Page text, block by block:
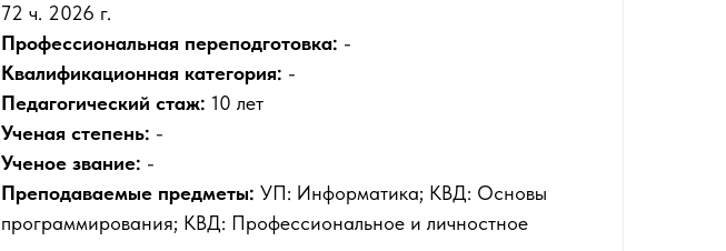
72 ч. 2026 г.
Профессиональная переподготовка: -
Квалификационная категория: -
Педагогический стаж: 10 лет
Ученая степень: -
Ученое звание: -
Преподаваемые предметы: УП: Информатика; КВД: Основы
программирования; КВД: Профессиональное и личностное